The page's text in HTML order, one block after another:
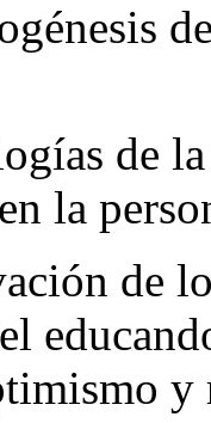
de
la
de